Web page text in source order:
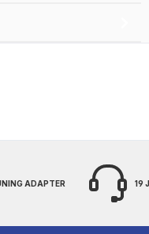
19 JAHRE